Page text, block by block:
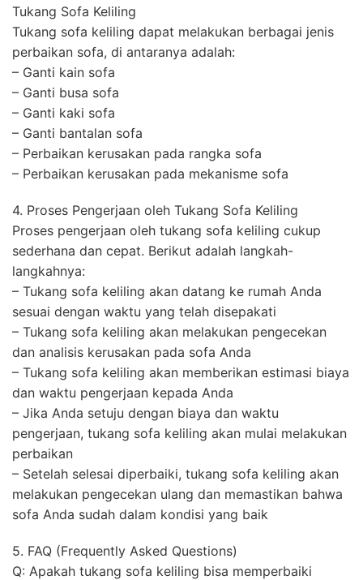
Tukang Sofa Keliling
Tukang sofa keliling dapat melakukan berbagai jenis
perbaikan sofa, di antaranya adalah:
– Ganti kain sofa
– Ganti busa sofa
– Ganti kaki sofa
– Ganti bantalan sofa
– Perbaikan kerusakan pada rangka sofa
– Perbaikan kerusakan pada mekanisme sofa
4. Proses Pengerjaan oleh Tukang Sofa Keliling
Proses pengerjaan oleh tukang sofa keliling cukup
sederhana dan cepat. Berikut adalah langkah-
langkahnya:
– Tukang sofa keliling akan datang ke rumah Anda
sesuai dengan waktu yang telah disepakati
– Tukang sofa keliling akan melakukan pengecekan
dan analisis kerusakan pada sofa Anda
– Tukang sofa keliling akan memberikan estimasi biaya
dan waktu pengerjaan kepada Anda
– Jika Anda setuju dengan biaya dan waktu
pengerjaan, tukang sofa keliling akan mulai melakukan
perbaikan
– Setelah selesai diperbaiki, tukang sofa keliling akan
melakukan pengecekan ulang dan memastikan bahwa
sofa Anda sudah dalam kondisi yang baik
5. FAQ (Frequently Asked Questions)
Q: Apakah tukang sofa keliling bisa memperbaiki